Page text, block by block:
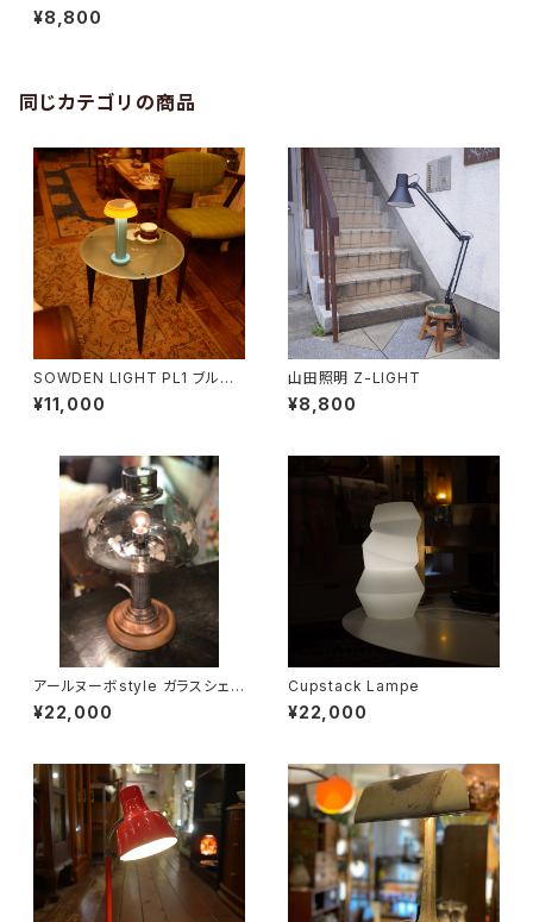
¥8,800
同じカテゴリの商品
SOWDEN LIGHT PL1 ブルー
×オレンジ
¥11,000
山田照明 Z-LIGHT
¥8,800
アールヌーボstyle ガラスシェ
ードランプ
¥22,000
Cupstack Lampe
¥22,000